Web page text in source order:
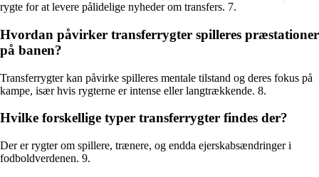
rygte for at levere pålidelige nyheder om transfers. 7.
Hvordan påvirker transferrygter spilleres præstationer
på banen?
Transferrygter kan påvirke spilleres mentale tilstand og deres fokus på
kampe, især hvis rygterne er intense eller langtrækkende. 8.
Hvilke forskellige typer transferrygter findes der?
Der er rygter om spillere, trænere, og endda ejerskabsændringer i
fodboldverdenen. 9.